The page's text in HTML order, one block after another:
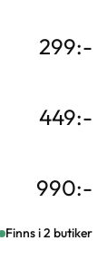
299:-
449:-
990:-
Finns i 2 butiker